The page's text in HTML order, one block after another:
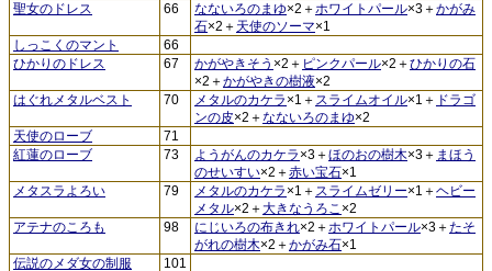
聖女のドレス
66 なないろのまゆ×2＋ホワイトパール×3＋かがみ
石×2＋ 天使のソーマ×1
しっこくのマント
66
ひかりのドレス
67 かがやきそう ×2＋ ピンクパール×2＋ひかりの石
×2＋かがやきの樹液×2
はぐれメタルベスト
70 メタルのカケラ ×1＋ スライムオイル×1＋ ドラゴ
ンの皮×2＋なないろのまゆ×2
天使のローブ
71
紅蓮のローブ
73 ようがんのカケラ ×3＋ほのおの樹木×3＋ まほう
のせいすい×2＋赤い宝石×1
メタスラよろい
79 メタルのカケラ ×1＋ スライムゼリー×1＋ヘビー
メタル×2＋大きなうろこ ×2
アテナのころも
98 にじいろの布きれ×2＋ホワイトパール×3＋たそ
がれの樹木×2＋かがみ石×1
伝説のメダ女の制服
101